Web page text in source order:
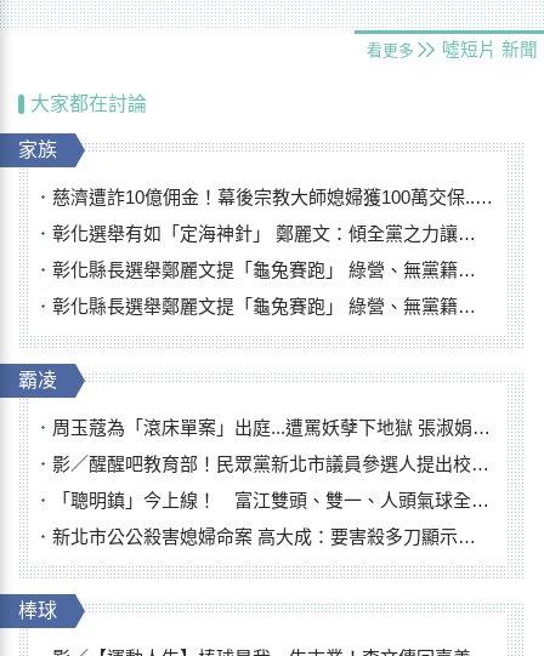
看更多 噓短片 新聞
大家都在討論
家族
慈濟遭詐10億佣金！幕後宗教大師媳婦獲100萬交保...快步奔離不發一語
彰化選舉有如「定海神針」 鄭麗文：傾全黨之力讓彰化贏
彰化縣長選舉鄭麗文提「龜兔賽跑」 綠營、無黨籍忙否認是烏龜
彰化縣長選舉鄭麗文提「龜兔賽跑」 綠營、無黨籍忙否認是烏龜
霸凌
周玉蔻為「滾床單案」出庭...遭罵妖孽下地獄 張淑娟批：舌頭殺人有罪
影／醒醒吧教育部！民眾黨新北市議員參選人提出校園反毒防線升級政見
「聰明鎮」今上線！ 富江雙頭、雙一、人頭氣球全登場
新北市公公殺害媳婦命案 高大成：要害殺多刀顯示怨恨深
棒球